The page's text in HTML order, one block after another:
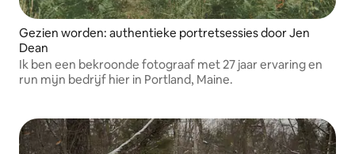
Gezien worden: authentieke portretsessies door Jen
Dean
Ik ben een bekroonde fotograaf met 27 jaar ervaring en
run mijn bedrijf hier in Portland, Maine.